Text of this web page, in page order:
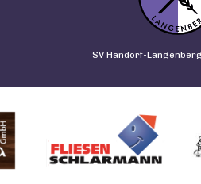
SV Handorf-